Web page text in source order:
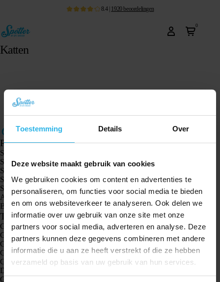
Toestemming Details Over
Deze website maakt gebruik van cookies
We gebruiken cookies om content en advertenties te
personaliseren, om functies voor social media te bieden
en om ons websiteverkeer te analyseren. Ook delen we
informatie over uw gebruik van onze site met onze
partners voor social media, adverteren en analyse. Deze
partners kunnen deze gegevens combineren met andere
informatie die u aan ze heeft verstrekt of die ze hebben
verzameld op basis van uw gebruik van hun services.
8.4| 1920beoordelingen
0
Katten
Producten
Spotter GPS tracker X10
Spotter Senior GPS Watch
Spotter GPS Watch Explorer
Spotter GPS Watch Kids
Spotter CatX
Animal Spotter
Bekijk alle producten
Toepassingen
GPS trackers
GPS tracker voor kinderen
GPS horloges voor kinderen
GPS tracker voor katten
GPS tracker voor honden
Dé GPS tracker voor ouderen mét Alarmknop
GPS tracker bij Dementie en Alzheimer